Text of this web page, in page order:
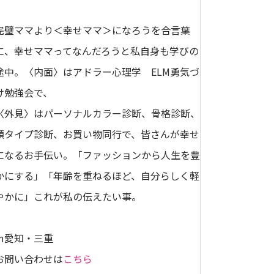
璧ママより＜幸せママ＞になろうを合言葉
、幸せママってなんだろうと私自身も学びの
中。〈内面〉はアドラー心理学 ELM勇気づ
勉強会で、
外見〉はパーソナルカラー診断、骨格診断、
タイプ診断、お買い物同行で、皆さんが幸せ
なるお手伝い。「ファッションから人生を豊
にする」「年齢を重ねるほど、自分らしく軽
かに」これが私の伝えたい事。
愛知・三重
問い合わせはこちら